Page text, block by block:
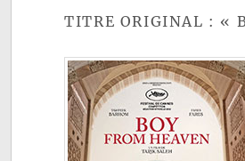
TITRE ORIGINAL : «